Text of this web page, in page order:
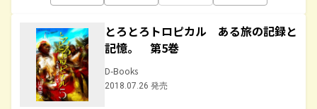
とろとろトロピカル ある旅の記録と
記憶。 第5巻
D-Books
2018.07.26 発売